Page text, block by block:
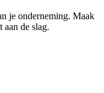
je onderneming. Maak
aan de slag.